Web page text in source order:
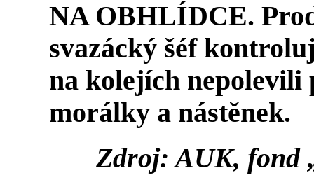
NA OBHLÍDCE.
svazácký šéf
na kolejích
morálky a nástěnek.
Zdroj: AUK, fond